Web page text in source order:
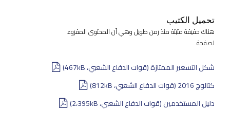
تحميل الكتيب
هناك حقيقة مثبتة منذ زمن طويل وهي أن المحتوى المقروء
لصفحة
شكل التسعير الممتازة (قوات الدفاع الشعبي، 467kB)
كتالوج 2016 (قوات الدفاع الشعبي، 812kB)
دليل المستخدمين (قوات الدفاع الشعبي، 2،395kB)